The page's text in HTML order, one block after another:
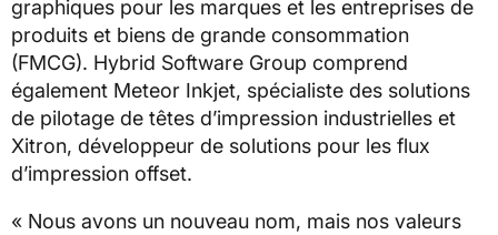
graphiques pour les marques et les entreprises de
produits et biens de grande consommation
(FMCG). Hybrid Software Group comprend
également Meteor Inkjet, spécialiste des solutions
de pilotage de têtes d’impression industrielles et
Xitron, développeur de solutions pour les flux
d’impression offset.
« Nous avons un nouveau nom, mais nos valeurs